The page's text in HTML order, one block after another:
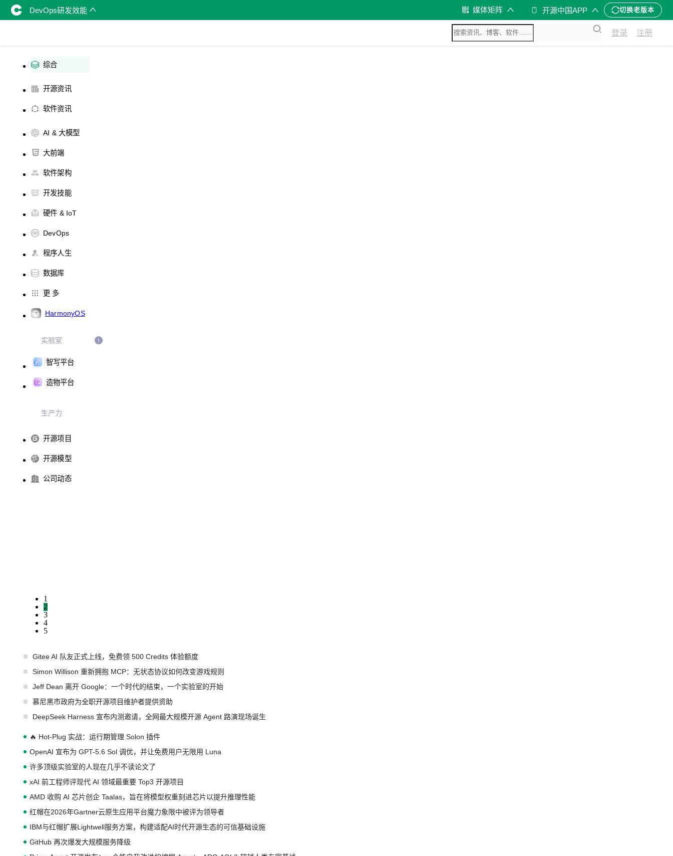
DevOps研发效能 媒体矩阵 开源中国APP 切换老版本
登录 注册
综合
开源资讯
软件资讯
AI & 大模型
大前端
软件架构
开发技能
硬件 & IoT
DevOps
程序人生
数据库
更 多
HarmonyOS
实验室
智写平台
造物平台
生产力
开源项目
开源模型
公司动态
1
2
3
4
5
Gitee AI 队友正式上线，免费领 500 Credits 体验额度
Simon Willison 重新拥抱 MCP：无状态协议如何改变游戏规则
Jeff Dean 离开 Google：一个时代的结束，一个实验室的开始
慕尼黑市政府为全职开源项目维护者提供资助
DeepSeek Harness 宣布内测邀请，全网最大规模开源 Agent 路演现场诞生
🔥 Hot-Plug 实战：运行期管理 Solon 插件
OpenAI 宣布为 GPT-5.6 Sol 调优，并让免费用户无限用 Luna
许多顶级实验室的人现在几乎不读论文了
xAI 前工程师评现代 AI 领域最重要 Top3 开源项目
AMD 收购 AI 芯片创企 Taalas，旨在将模型权重刻进芯片以提升推理性能
红帽在2026年Gartner云原生应用平台魔力象限中被评为领导者
IBM与红帽扩展Lightwell服务方案，构建适配AI时代开源生态的可信基础设施
GitHub 再次爆发大规模服务降级